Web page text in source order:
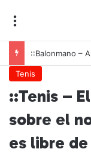
Tenis
::Tenis –
sobre el
es libre